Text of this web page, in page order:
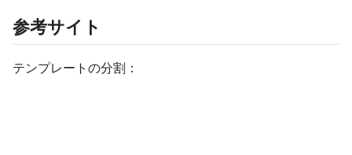
参考サイト
テンプレートの分割：